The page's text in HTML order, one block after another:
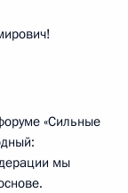
«Сильные
мы